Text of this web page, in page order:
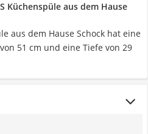
Küchenspüle aus dem Hause
aus dem Hause Schock hat eine
51 cm und eine Tiefe von 29